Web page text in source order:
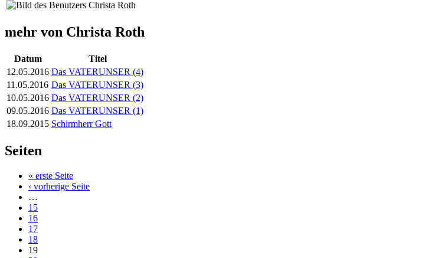
mehr von Christa Roth
Datum
Titel
12.05.2016 Das VATERUNSER (4)
11.05.2016 Das VATERUNSER (3)
10.05.2016 Das VATERUNSER (2)
09.05.2016 Das VATERUNSER (1)
18.09.2015 Schirmherr Gott
Seiten
« erste Seite
‹ vorherige Seite
…
15
16
17
18
19